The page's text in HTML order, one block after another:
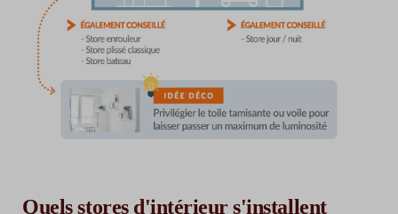
Quels stores d'intérieur s'installent